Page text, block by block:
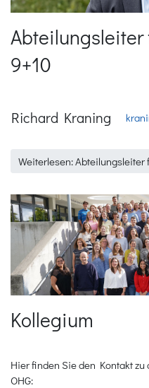
Abteilungsleiter
9+10
Richard Kraning
Weiterlesen: Abteilungsleiter
Kollegium
Hier finden Sie den Kontakt
OHG: